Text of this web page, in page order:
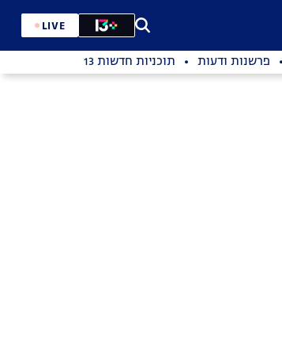
LIVE
פרשנות ודעות תוכניות חדשות 13